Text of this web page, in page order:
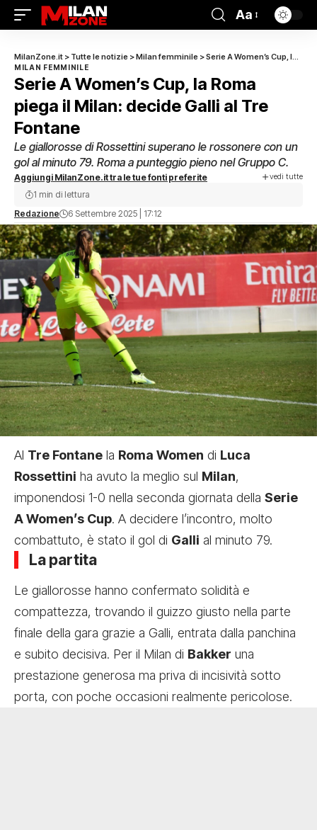
Aa
MilanZone.it > Tutte le notizie >Milan femminile >Serie A Women’s Cup, la Roma piega il Milan: decide Galli al Tre Fontane
MILAN FEMMINILE
Serie A Women’s Cup, la Roma
piega il Milan: decide Galli al Tre
Fontane
Le giallorosse di Rossettini superano le rossonere con un
gol al minuto 79. Roma a punteggio pieno nel Gruppo C.
Aggiungi MilanZone.it tra le tue fonti preferite vedi tutte
Redazione 6 Settembre 2025 | 17:12
1 min di lettura
Al Tre Fontane la Roma Women di Luca
Rossettini ha avuto la meglio sul Milan,
imponendosi 1-0 nella seconda giornata della Serie
A Women’s Cup. A decidere l’incontro, molto
combattuto, è stato il gol di Galli al minuto 79.
La partita
Le giallorosse hanno confermato solidità e
compattezza, trovando il guizzo giusto nella parte
finale della gara grazie a Galli, entrata dalla panchina
e subito decisiva. Per il Milan di Bakker una
prestazione generosa ma priva di incisività sotto
porta, con poche occasioni realmente pericolose.